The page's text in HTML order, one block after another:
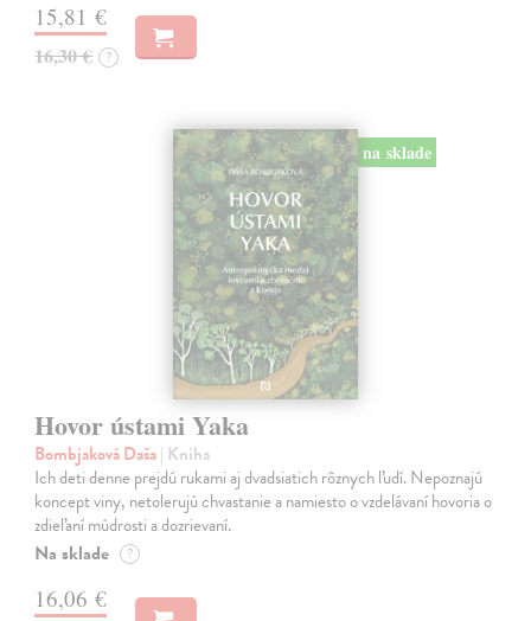
15,81 €
16,30 € ?
na sklade
Hovor ústami Yaka
Bombjaková Daša| Kniha
Ich deti denne prejdú rukami aj dvadsiatich rôznych ľudí. Nepoznajú
koncept viny, netolerujú chvastanie a namiesto o vzdelávaní hovoria o
zdieľaní múdrosti a dozrievaní.
Na sklade ?
16,06 €